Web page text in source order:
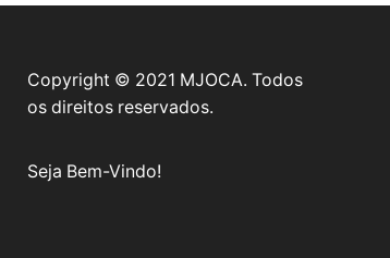
Copyright © 2021 MJOCA. Todos
os direitos reservados.
Seja Bem-Vindo!